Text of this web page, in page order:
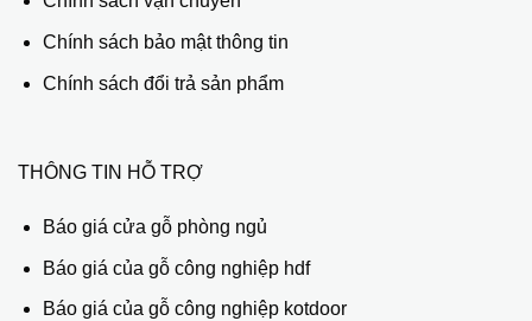
Chính sách bảo mật thông tin
Chính sách đổi trả sản phẩm
THÔNG TIN HỖ TRỢ
Báo giá cửa gỗ phòng ngủ
Báo giá của gỗ công nghiệp hdf
Báo giá của gỗ công nghiệp kotdoor